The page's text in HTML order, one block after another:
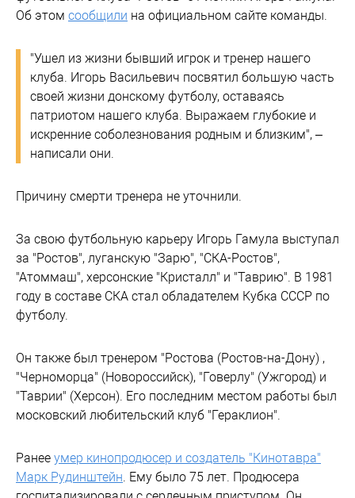
Об этом сообщили на официальном сайте команды.
"Ушел из жизни бывший игрок и тренер нашего
клуба. Игорь Васильевич посвятил большую часть
своей жизни донскому футболу, оставаясь
патриотом нашего клуба. Выражаем глубокие и
искренние соболезнования родным и близким", –
написали они.
Причину смерти тренера не уточнили.
За свою футбольную карьеру Игорь Гамула выступал
за "Ростов", луганскую "Зарю", "СКА-Ростов",
"Атоммаш", херсонские "Кристалл" и "Таврию". В 1981
году в составе СКА стал обладателем Кубка СССР по
футболу.
Он также был тренером "Ростова (Ростов-на-Дону) ,
"Черноморца" (Новороссийск), "Говерлу" (Ужгород) и
"Таврии" (Херсон). Его последним местом работы был
московский любительский клуб "Гераклион".
Ранее умер кинопродюсер и создатель "Кинотавра"
Марк Рудинштейн. Ему было 75 лет. Продюсера